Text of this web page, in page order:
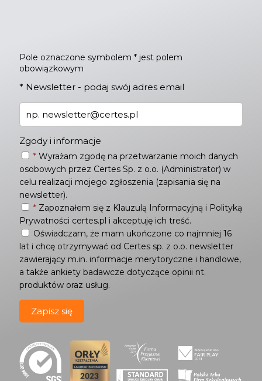
Pole oznaczone symbolem * jest polem
obowiązkowym
* Newsletter - podaj swój adres email
Zgody i informacje
* Wyrażam zgodę na przetwarzanie moich danych
osobowych przez Certes Sp. z o.o. (Administrator) w
celu realizacji mojego zgłoszenia (zapisania się na
newsletter).
* Zapoznałem się z Klauzulą Informacyjną i Polityką
Prywatności certes.pl i akceptuję ich treść.
Oświadczam, że mam ukończone co najmniej 16
lat i chcę otrzymywać od Certes sp. z o.o. newsletter
zawierający m.in. informacje merytoryczne i handlowe,
a także ankiety badawcze dotyczące opinii nt.
produktów oraz usług.